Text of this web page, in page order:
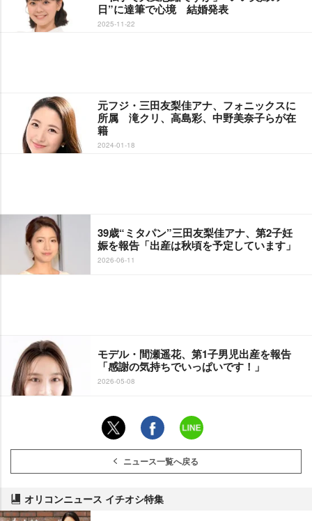
日”に達筆で心境 結婚発表
2025-11-22
元フジ・三田友梨佳アナ、フォニックスに
所属 滝クリ、高島彩、中野美奈子らが在
籍
2024-01-18
39歳“ミタパン”三田友梨佳アナ、第2子妊
娠を報告「出産は秋頃を予定しています」
2026-06-11
モデル・間瀬遥花、第1子男児出産を報告
「感謝の気持ちでいっぱいです！」
2026-05-08
ニュース一覧へ戻る
オリコンニュース イチオシ特集